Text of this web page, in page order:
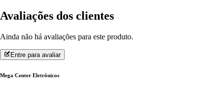
Avaliações dos clientes
Ainda não há avaliações para este produto.
Entre para avaliar
Mega Center Eletrônicos